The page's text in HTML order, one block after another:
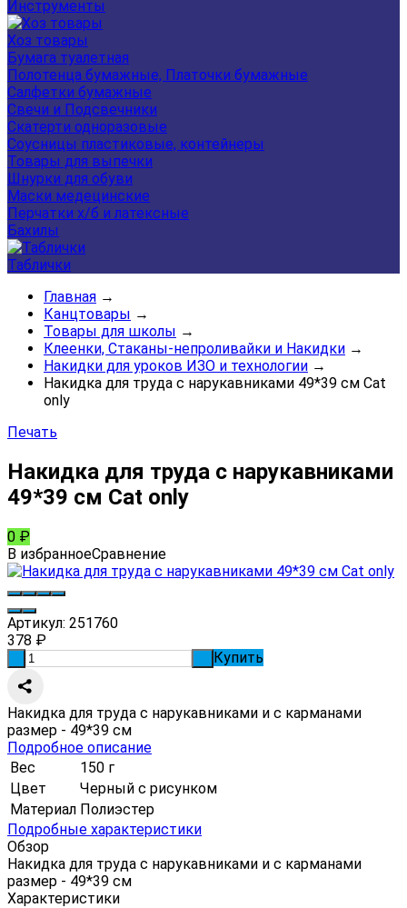
Инструменты
Хоз товары
Бумага туалетная
Полотенца бумажные, Платочки бумажные
Салфетки бумажные
Свечи и Подсвечники
Скатерти одноразовые
Соусницы пластиковые, контейнеры
Товары для выпечки
Шнурки для обуви
Маски медецинские
Перчатки х/б и латексные
Бахилы
Таблички
Главная →
Канцтовары →
Товары для школы →
Клеенки, Стаканы-непроливайки и Накидки →
Накидки для уроков ИЗО и технологии →
Накидка для труда с нарукавниками 49*39 см Cat
only
Печать
Накидка для труда с нарукавниками
49*39 см Cat only
0 ₽
В избранноеСравнение
Артикул: 251760
378 ₽
Купить
Накидка для труда с нарукавниками и с карманами
размер - 49*39 см
Подробное описание
Вес
150 г
Цвет
Черный с рисунком
Материал Полиэстер
Подробные характеристики
Обзор
Накидка для труда с нарукавниками и с карманами
размер - 49*39 см
Характеристики